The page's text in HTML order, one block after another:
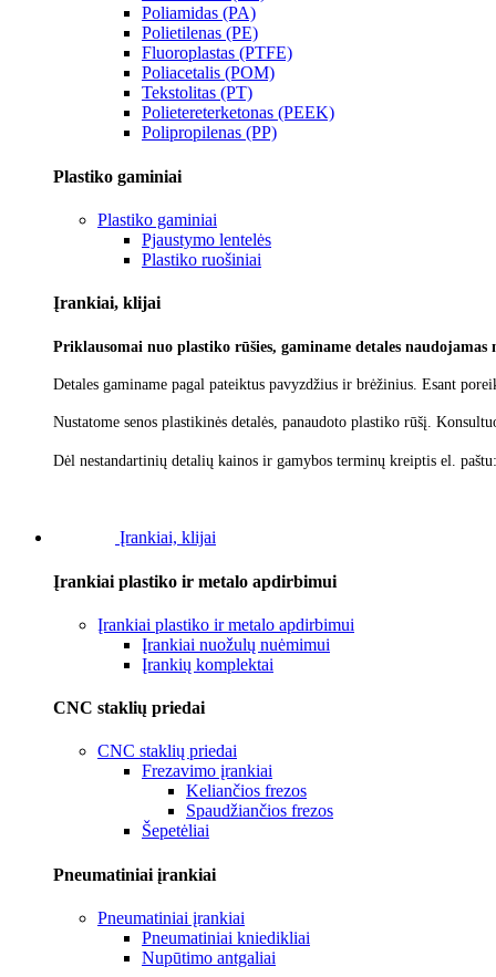
Poliamidas (PA)
Polietilenas (PE)
Fluoroplastas (PTFE)
Poliacetalis (POM)
Tekstolitas (PT)
Polietereterketonas (PEEK)
Polipropilenas (PP)
Plastiko gaminiai
Plastiko gaminiai
Pjaustymo lentelės
Plastiko ruošiniai
Įrankiai, klijai
Priklausomai nuo plastiko rūšies, gaminame detales
Detales gaminame pagal pateiktus pavyzdžius ir brėžinius. Esant
Nustatome senos plastikinės detalės, panaudoto plastiko rūšį.
Dėl nestandartinių detalių kainos ir gamybos terminų kreiptis el. paštu:
Įrankiai, klijai
Įrankiai plastiko ir metalo apdirbimui
Įrankiai plastiko ir metalo apdirbimui
Įrankiai nuožulų nuėmimui
Įrankių komplektai
CNC staklių priedai
CNC staklių priedai
Frezavimo įrankiai
Keliančios frezos
Spaudžiančios frezos
Šepetėliai
Pneumatiniai įrankiai
Pneumatiniai įrankiai
Pneumatiniai kniedikliai
Nupūtimo antgaliai